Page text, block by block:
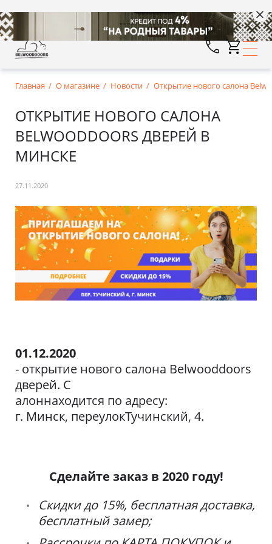
Главная О магазине Новости Открытие нового салона
ОТКРЫТИЕ НОВОГО САЛОНА
BELWOODDOORS ДВЕРЕЙ В
МИНСКЕ
27.11.2020
01.12.2020
- открытие нового салона Belwooddoors
дверей. С
алоннаходится по адресу:
г. Минск, переулокТучинский, 4.
Сделайте заказ в 2020 году!
Скидки до 15%, бесплатная доставка,
бесплатный замер;